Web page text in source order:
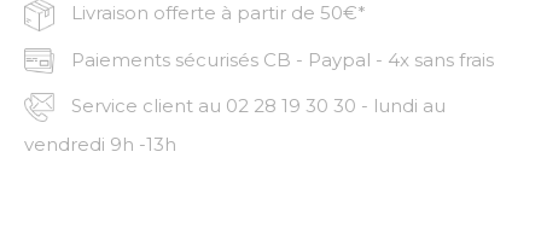
Livraison offerte à partir de 50€*
Paiements sécurisés CB - Paypal - 4x sans frais
Service client au 02 28 19 30 30 - lundi au
vendredi 9h -13h